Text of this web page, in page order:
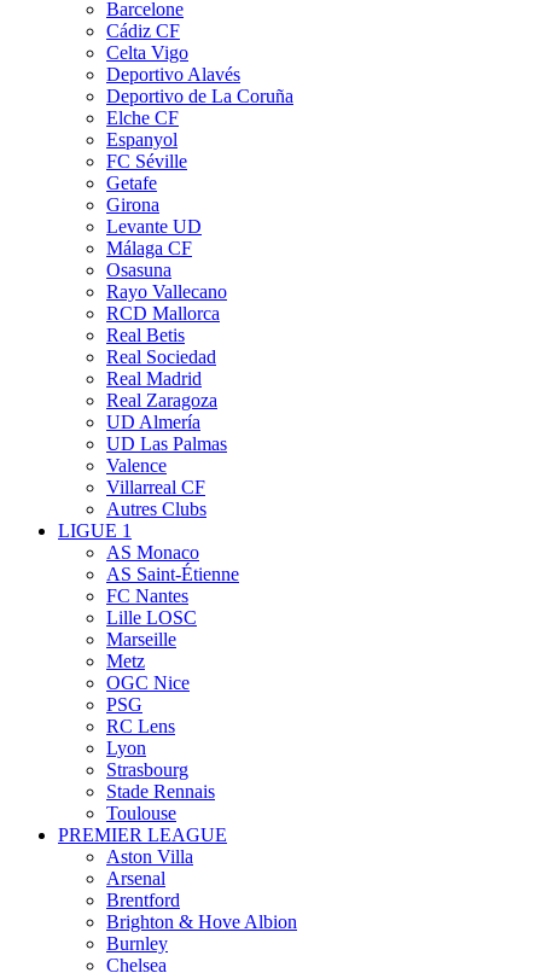
Barcelone
Cádiz CF
Celta Vigo
Deportivo Alavés
Deportivo de La Coruña
Elche CF
Espanyol
FC Séville
Getafe
Girona
Levante UD
Málaga CF
Osasuna
Rayo Vallecano
RCD Mallorca
Real Betis
Real Sociedad
Real Madrid
Real Zaragoza
UD Almería
UD Las Palmas
Valence
Villarreal CF
Autres Clubs
LIGUE 1
AS Monaco
AS Saint-Étienne
FC Nantes
Lille LOSC
Marseille
Metz
OGC Nice
PSG
RC Lens
Lyon
Strasbourg
Stade Rennais
Toulouse
PREMIER LEAGUE
Aston Villa
Arsenal
Brentford
Brighton & Hove Albion
Burnley
Chelsea